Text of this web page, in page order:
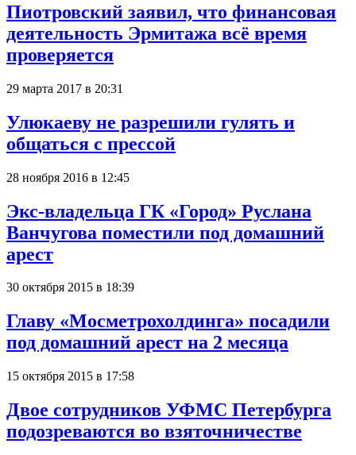
Пиотровский заявил, что финансовая
деятельность Эрмитажа всё время
проверяется
29 марта 2017 в 20:31
Улюкаеву не разрешили гулять и
общаться с прессой
28 ноября 2016 в 12:45
Экс-владельца ГК «Город» Руслана
Ванчугова поместили под домашний
арест
30 октября 2015 в 18:39
Главу «Мосметрохолдинга» посадили
под домашний арест на 2 месяца
15 октября 2015 в 17:58
Двое сотрудников УФМС Петербурга
подозреваются во взяточничестве